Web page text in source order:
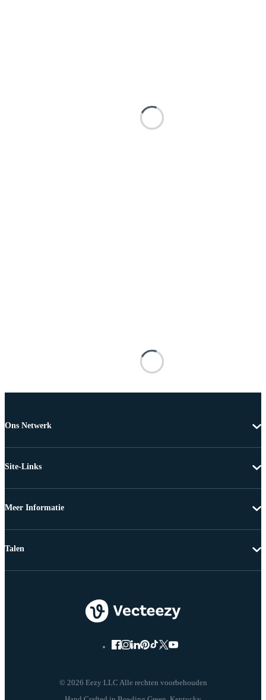
Ons Netwerk
Site-Links
Meer Informatie
© 2026 Eezy LLC Alle rechten voorbehouden
Talen